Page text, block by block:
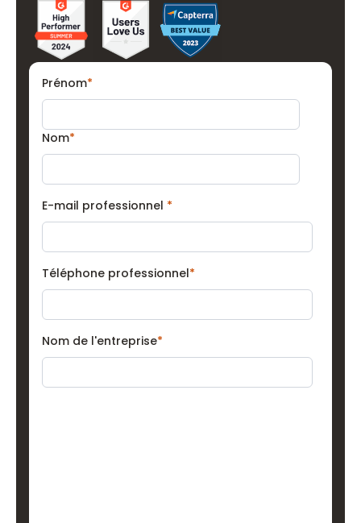
Prénom*
Nom*
E-mail professionnel *
Téléphone professionnel*
Nom de l'entreprise*